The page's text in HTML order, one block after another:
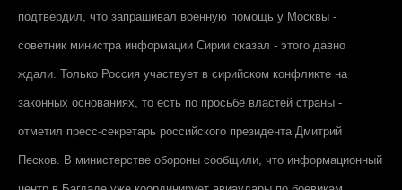
подтвердил, что запрашивал военную помощь у Москвы -
советник министра информации Сирии сказал - этого давно
ждали. Только Россия участвует в сирийском конфликте на
законных основаниях, то есть по просьбе властей страны -
отметил пресс-секретарь российского президента Дмитрий
Песков. В министерстве обороны сообщили, что информационный